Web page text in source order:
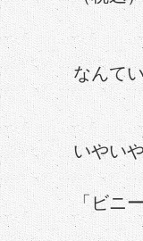
なんて
いやい
「ビニ